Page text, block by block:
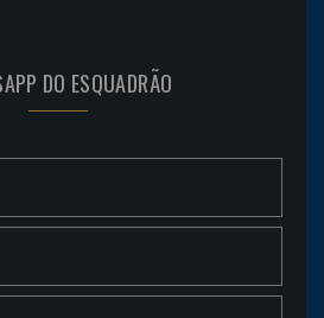
DO ESQUADRÃO